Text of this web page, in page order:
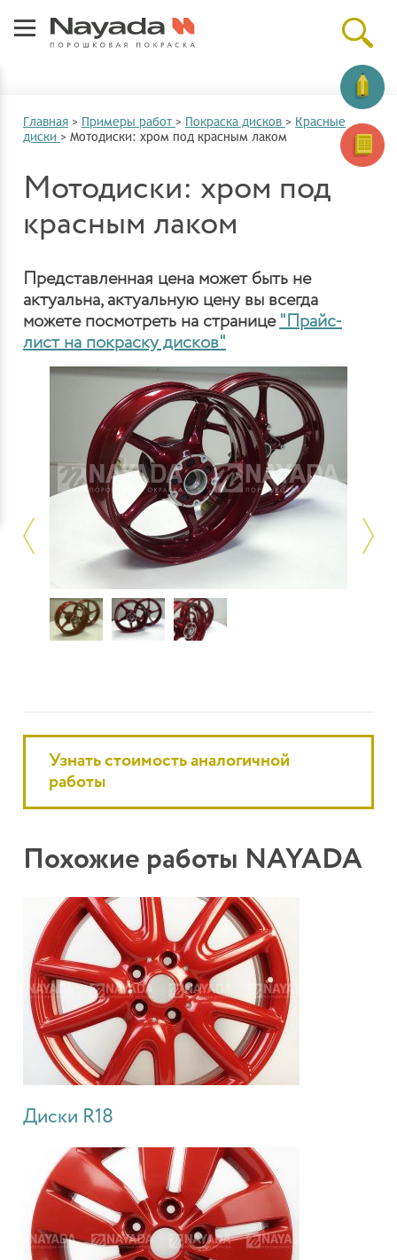
Главная > Примеры работ > Покраска дисков > Красные
диски > Мотодиски: хром под красным лаком
Мотодиски: хром под
красным лаком
Представленная цена может быть не
актуальна, актуальную цену вы всегда
можете посмотреть на странице "Прайс-
лист на покраску дисков"
Узнать стоимость аналогичной
работы
Похожие работы NAYADA
Диски R18